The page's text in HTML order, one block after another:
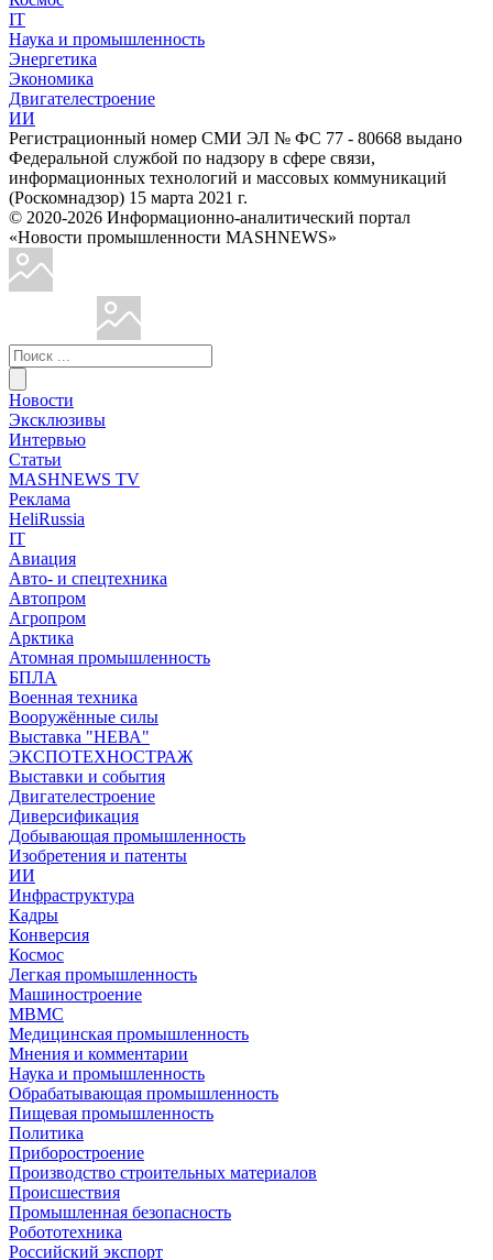
IT
Наука и промышленность
Энергетика
Экономика
Двигателестроение
ИИ
Регистрационный номер СМИ ЭЛ № ФС 77 - 80668 выдано
Федеральной службой по надзору в сфере связи,
информационных технологий и массовых коммуникаций
(Роскомнадзор) 15 марта 2021 г.
© 2020-2026 Информационно-аналитический портал
«Новости промышленности MASHNEWS»
Новости
Эксклюзивы
Интервью
Статьи
MASHNEWS TV
Реклама
HeliRussia
IT
Авиация
Авто- и спецтехника
Автопром
Агропром
Арктика
Атомная промышленность
БПЛА
Военная техника
Вооружённые силы
Выставка "НЕВА"
ЭКСПОТЕХНОСТРАЖ
Выставки и события
Двигателестроение
Диверсификация
Добывающая промышленность
Изобретения и патенты
ИИ
Инфраструктура
Кадры
Конверсия
Космос
Легкая промышленность
Машиностроение
МВМС
Медицинская промышленность
Мнения и комментарии
Наука и промышленность
Обрабатывающая промышленность
Пищевая промышленность
Политика
Приборостроение
Производство строительных материалов
Происшествия
Промышленная безопасность
Робототехника
Российский экспорт